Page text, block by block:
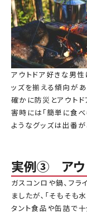
アウトドア好きな男性
ッズを揃える傾向があ
確かに防災とアウト
害時には「簡単に食
ようなグッズは出番が
実例③ アウ
ガスコンロや鍋、フ
ましたが、「そもそも
タント食品や缶詰で